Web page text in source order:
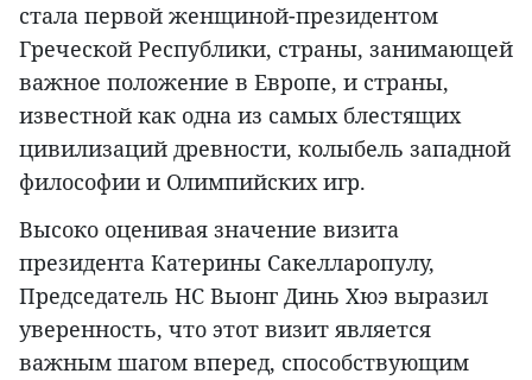
стала первой женщиной-президентом
Греческой Республики, страны, занимающей
важное положение в Европе, и страны,
известной как одна из самых блестящих
цивилизаций древности, колыбель западной
философии и Олимпийских игр.
Высоко оценивая значение визита
президента Катерины Сакелларопулу,
Председатель НС Выонг Динь Хюэ выразил
уверенность, что этот визит является
важным шагом вперед, способствующим